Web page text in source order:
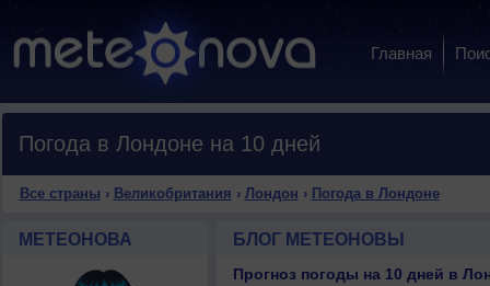
Главная
Погода в Лондоне на 10 дней
Все страны › Великобритания › Лондон › Погода в Лондоне
МЕТЕОНОВА БЛОГ МЕТЕОНОВЫ
Прогноз погоды на 10 дней в